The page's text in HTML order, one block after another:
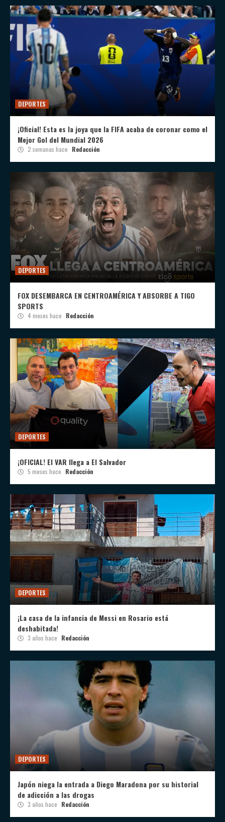
DEPORTES
¡Oficial! Esta es la joya que la FIFA acaba de coronar como el
Mejor Gol del Mundial 2026
2 semanas hace Redacción
DEPORTES
FOX DESEMBARCA EN CENTROAMÉRICA Y ABSORBE A TIGO
SPORTS
4 meses hace Redacción
DEPORTES
¡OFICIAL! El VAR llega a El Salvador
5 meses hace Redacción
DEPORTES
¡La casa de la infancia de Messi en Rosario está
deshabitada!
3 años hace Redacción
DEPORTES
Japón niega la entrada a Diego Maradona por su historial
de adicción a las drogas
3 años hace Redacción